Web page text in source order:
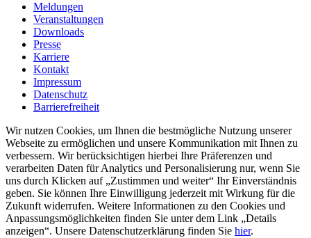
Meldungen
Veranstaltungen
Downloads
Presse
Karriere
Kontakt
Impressum
Datenschutz
Barrierefreiheit
Wir nutzen Cookies, um Ihnen die bestmögliche Nutzung unserer
Webseite zu ermöglichen und unsere Kommunikation mit Ihnen zu
verbessern. Wir berücksichtigen hierbei Ihre Präferenzen und
verarbeiten Daten für Analytics und Personalisierung nur, wenn Sie
uns durch Klicken auf „Zustimmen und weiter“ Ihr Einverständnis
geben. Sie können Ihre Einwilligung jederzeit mit Wirkung für die
Zukunft widerrufen. Weitere Informationen zu den Cookies und
Anpassungsmöglichkeiten finden Sie unter dem Link „Details
anzeigen“. Unsere Datenschutzerklärung finden Sie hier.